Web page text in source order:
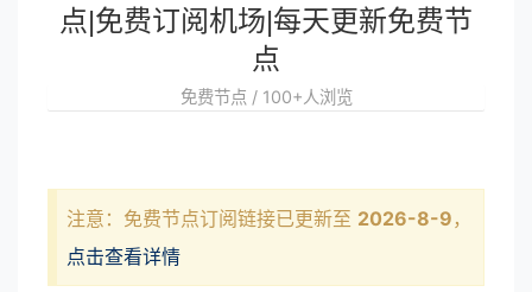
点|免费订阅机场|每天更新免费节
点
免费节点 / 100+人浏览
注意：免费节点订阅链接已更新至 2026-8-9 ，
点击查看详情